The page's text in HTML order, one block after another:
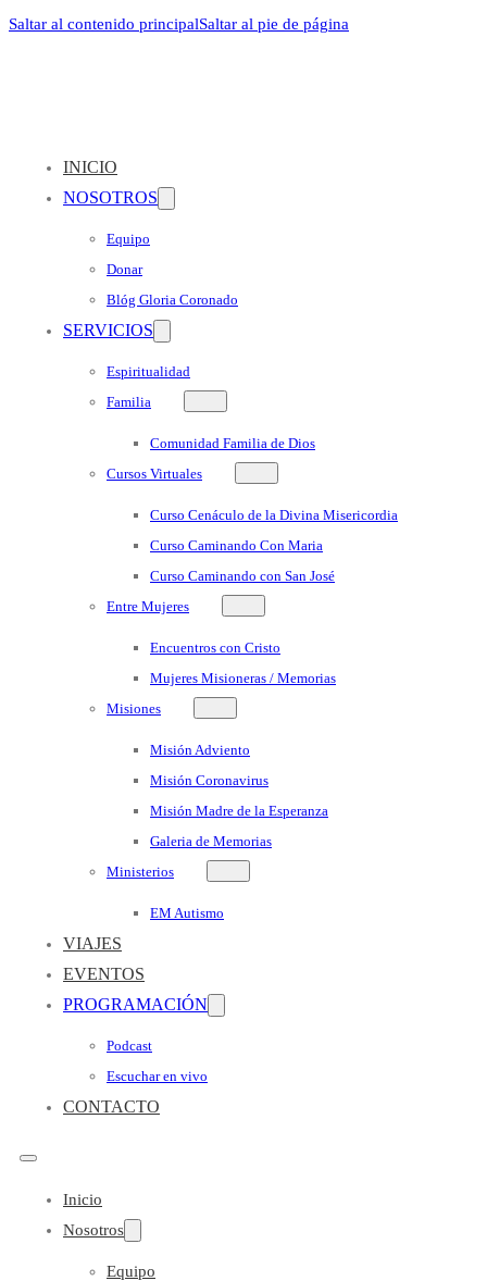
Saltar al contenido principalSaltar al pie de página
INICIO
NOSOTROS
Equipo
Donar
Blóg Gloria Coronado
SERVICIOS
Espiritualidad
Familia
Comunidad Familia de Dios
Cursos Virtuales
Curso Cenáculo de la Divina Misericordia
Curso Caminando Con Maria
Curso Caminando con San José
Entre Mujeres
Encuentros con Cristo
Mujeres Misioneras / Memorias
Misiones
Misión Adviento
Misión Coronavirus
Misión Madre de la Esperanza
Galeria de Memorias
Ministerios
EM Autismo
VIAJES
EVENTOS
PROGRAMACIÓN
Podcast
Escuchar en vivo
CONTACTO
Inicio
Nosotros
Equipo